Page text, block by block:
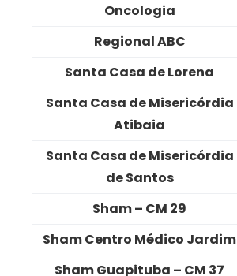
Oncologia
Regional ABC
Santa Casa de Lorena
Santa Casa de Misericórdia
Atibaia
Santa Casa de Misericórdia
de Santos
Sham – CM 29
Sham Centro Médico Jardim
Sham Guapituba – CM 37